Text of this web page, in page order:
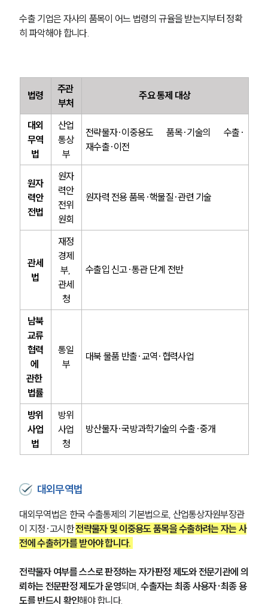
수출 기업은 자사의 품목이 어느 법령의 규율을 받는지부터 정확
히 파악해야 합니다.
법령
주관
부처
주요 통제 대상
대외
무역
법
산업
통상
부
전략물자·이중용도 품목·기술의 수출·
재수출·이전
원자
력안
전법
원자
력안
전위
원회
원자력 전용 품목·핵물질·관련 기술
관세
법
재정
경제
부,
관세
청
수출입 신고·통관 단계 전반
남북
교류
협력
에
관한
법률
통일
부
대북 물품 반출·교역·협력사업
방위
사업
법
방위
사업
청
방산물자·국방과학기술의 수출·중개
대외무역법
대외무역법은 한국 수출통제의 기본법으로, 산업통상자원부장관
이 지정·고시한 전략물자 및 이중용도 품목을 수출하려는 자는 사
전에 수출허가를 받아야 합니다.
전략물자 여부를 스스로 판정하는 자가판정 제도와 전문기관에 의
뢰하는 전문판정 제도가 운영되며, 수출자는 최종 사용자·최종 용
도를 반드시 확인해야 합니다.